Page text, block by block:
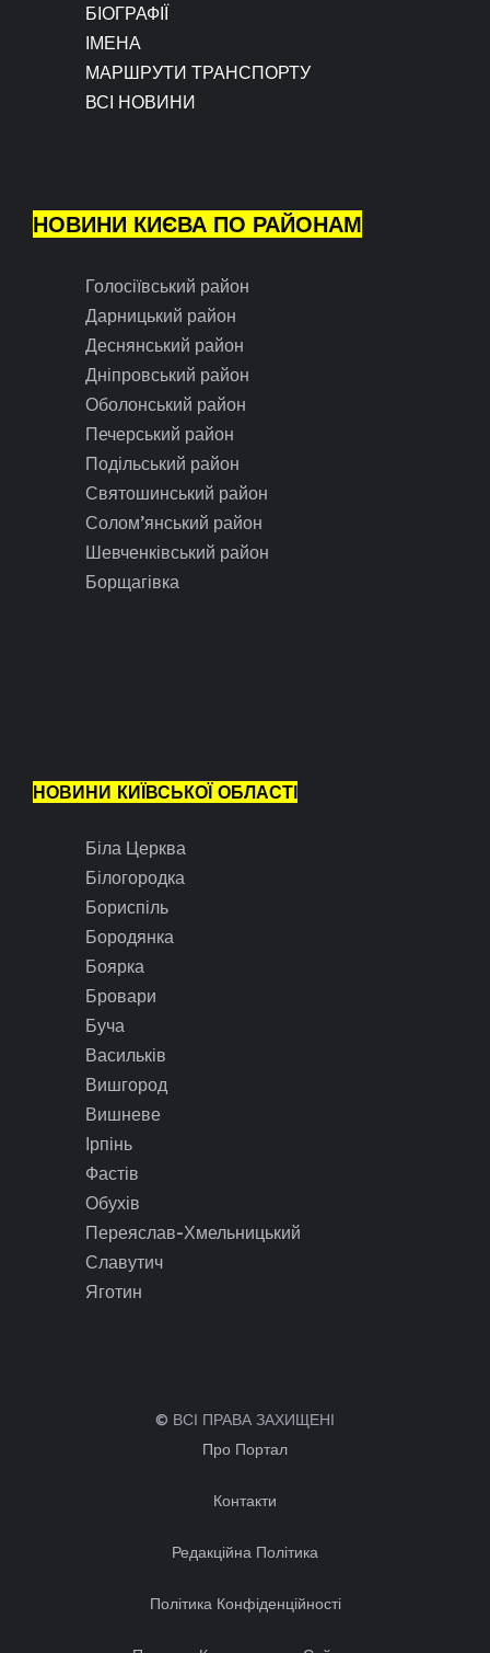
БІОГРАФІЇ
ІМЕНА
МАРШРУТИ ТРАНСПОРТУ
ВСІ НОВИНИ
НОВИНИ КИЄВА ПО РАЙОНАМ
Голосіївський район
Дарницький район
Деснянський район
Дніпровський район
Оболонський район
Печерський район
Подільський район
Святошинський район
Солом’янський район
Шевченківський район
Борщагівка
НОВИНИ КИЇВСЬКОЇ ОБЛАСТІ
Біла Церква
Білогородка
Бориспіль
Бородянка
Боярка
Бровари
Буча
Васильків
Вишгород
Вишневе
Ірпінь
Фастів
Обухів
Переяслав-Хмельницький
Славутич
Яготин
© ВСІ ПРАВА ЗАХИЩЕНІ
Про Портал
Контакти
Редакційна Політика
Політика Конфіденційності